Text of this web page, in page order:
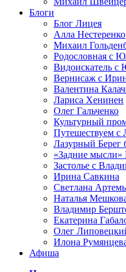
Блоги
Блог Лицея
Алла Нестеренко
Михаил
Родословная с
Видоискатель
Вернисаж с
Валентина
Лариса Хенинен
Олег Гальченко
Культурный
Путешествуем с
Лазурный Берег
«Задние
Застолье с
Ирина Савкина
Светлана
Наталья
Владимир
Екатерина
Олег
Илона
Афиша